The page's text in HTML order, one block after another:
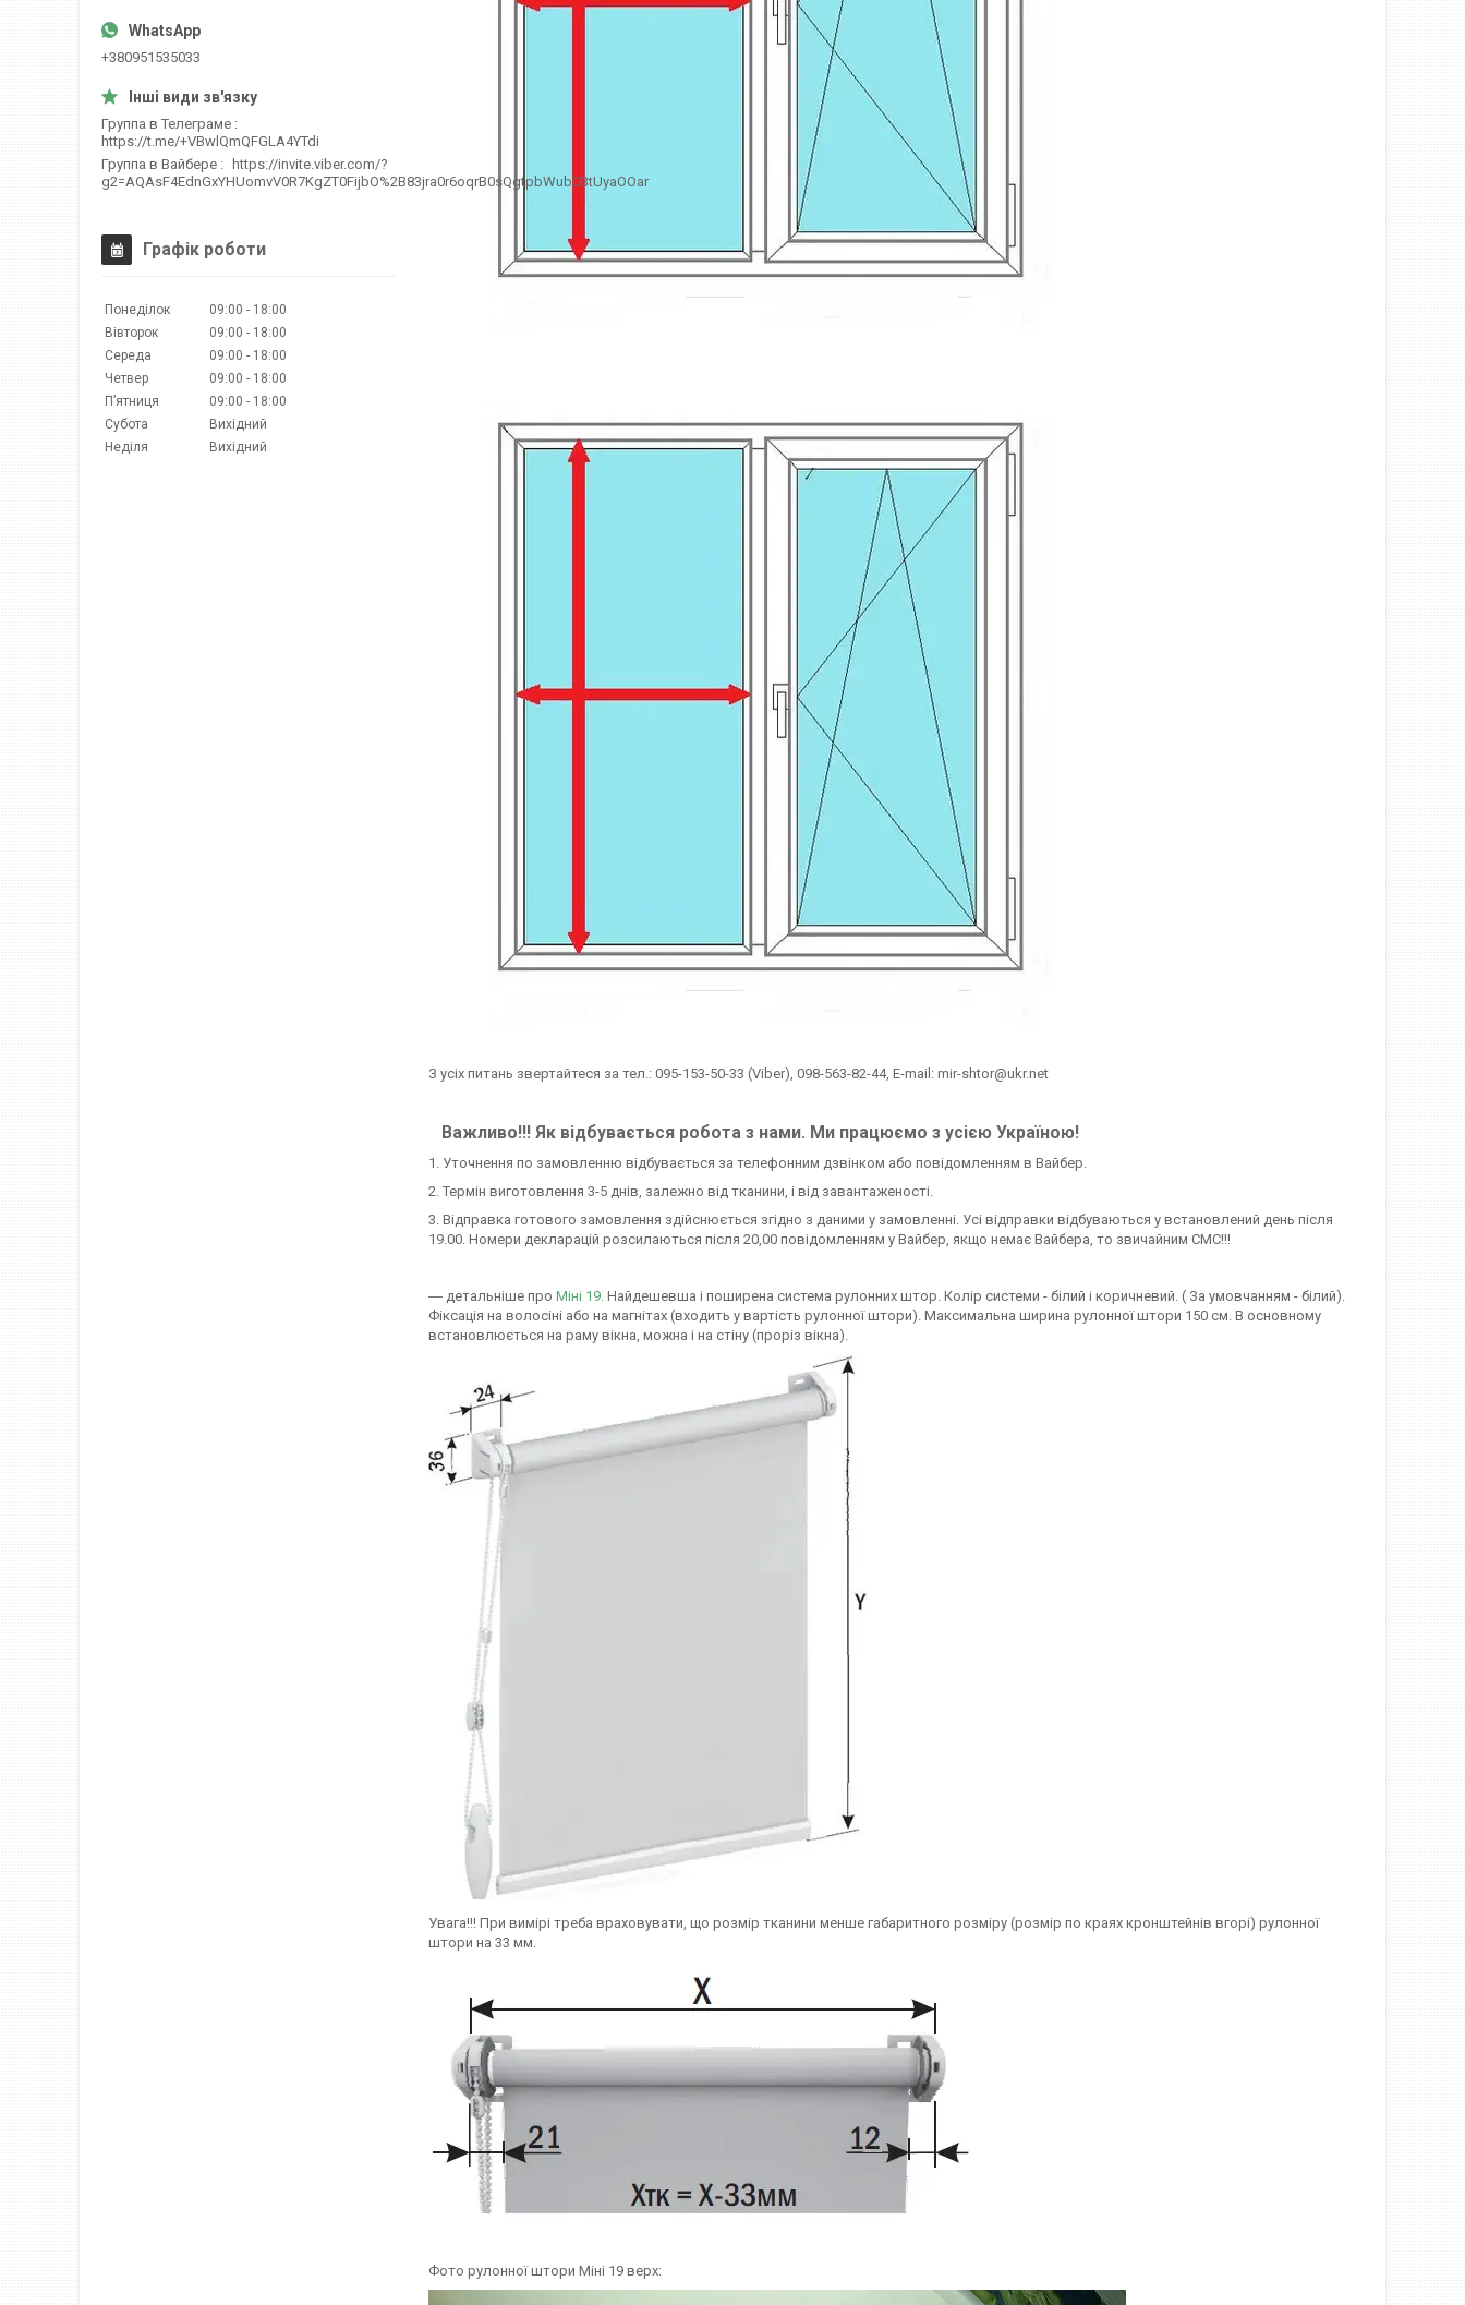
З усіх питань звертайтеся за тел.: 095-153-50-33 (Viber), 098-563-82-44, E-mail: mir-shtor@ukr.net
Важливо!!! Як відбувається робота з нами. Ми працюємо з усією Україною!
1. Уточнення по замовленню відбувається за телефонним дзвінком або повідомленням в Вайбер.
2. Термін виготовлення 3-5 днів, залежно від тканини, і від завантаженості.
3. Відправка готового замовлення здійснюється згідно з даними у замовленні. Усі відправки відбуваються у встановлений день після
19.00. Номери декларацій розсилаються після 20,00 повідомленням у Вайбер, якщо немає Вайбера, то звичайним СМС!!!
― детальніше про Міні 19. Найдешевша і поширена система рулонних штор. Колір системи - білий і коричневий. ( За умовчанням - білий).
Фіксація на волосіні або на магнітах (входить у вартість рулонної штори). Максимальна ширина рулонної штори 150 см. В основному
встановлюється на раму вікна, можна і на стіну (проріз вікна).
Увага!!! При вимірі треба враховувати, що розмір тканини менше габаритного розміру (розмір по краях кронштейнів вгорі) рулонної
штори на 33 мм.
Фото рулонної штори Міні 19 верх:
+380951535033
Группа в Телеграме
https://t.me/+VBwlQmQFGLA4YTdi
Группа в Вайбере
https://invite.viber.com/?
g2=AQAsF4EdnGxYHUomvV0R7KgZT0FijbO%2B83jra0r6oqrB0sQgtpbWub0BtUyaOOar
Графік роботи
Понеділок 09:00
18:00
Вівторок
09:00
18:00
Середа
09:00
18:00
Четвер
09:00
18:00
Пʼятниця
09:00
18:00
Субота
Вихідний
Неділя
Вихідний